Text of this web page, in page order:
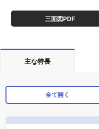
三面図PDF
主な特長
全て開く